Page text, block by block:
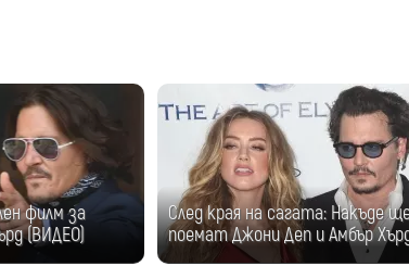
филм за
(ВИДЕО)
След края на сагата: Накъде
поемат Джони Деп и Амбър